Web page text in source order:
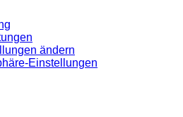
ändern
Einstellungen